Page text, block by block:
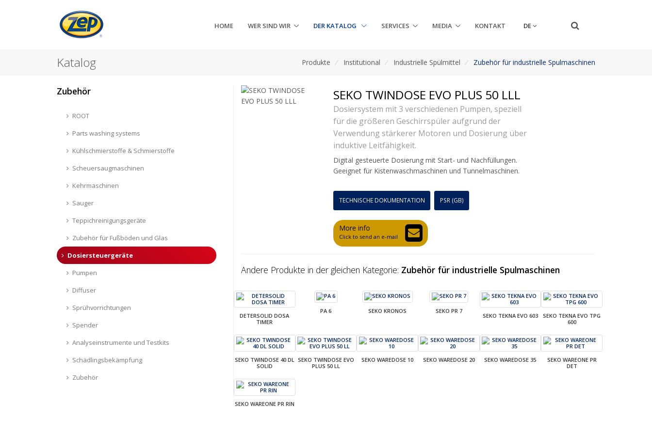
HOME WER SIND WIR DER KATALOG SERVICES MEDIA KONTAKT DE
Katalog Produkte / Institutional / Industrielle Spülmittel / Zubehör für industrielle Spulmaschinen
SEKO TWINDOSE EVO PLUS 50 LLL
Dosiersystem mit 3 verschiedenen Pumpen, speziell
für die größeren Geschirrspüler aufgrund der
Verwendung stärkerer Motoren und Dosierung über
induktive Leitfähigkeit.
Digital gesteuerte Dosierung mit Start- und Nachfüllungen.
Geeignet für Kistenwaschmaschinen und Tunnelmaschinen.
TECHNISCHE DOKUMENTATION PSR (GB)
More info
Click to send an e-mail
Andere Produkte in der gleichen Kategorie: Zubehör für industrielle Spulmaschinen
DETERSOLID DOSA
TIMER
PA 6 SEKO KRONOS SEKO PR 7
SEKO TEKNA EVO 603
SEKO TEKNA EVO TPG
600
SEKO TWINDOSE 40 DL
SOLID
SEKO TWINDOSE EVO
PLUS 50 LL
SEKO WAREDOSE 10 SEKO WAREDOSE 20 SEKO WAREDOSE 35
SEKO WAREONE PR
DET
SEKO WAREONE PR RIN
Zubehör
ROOT
Parts washing systems
Kühlschmierstoffe & Schmierstoffe
Scheuersaugmaschinen
Kehrmaschinen
Sauger
Teppichreinigungsgeräte
Zubehör für Fußböden und Glas
Dosiersteuergeräte
Pumpen
Diffuser
Sprühvorrichtungen
Spender
Analyseinstrumente und Testkits
Schädlingsbekämpfung
Zubehör